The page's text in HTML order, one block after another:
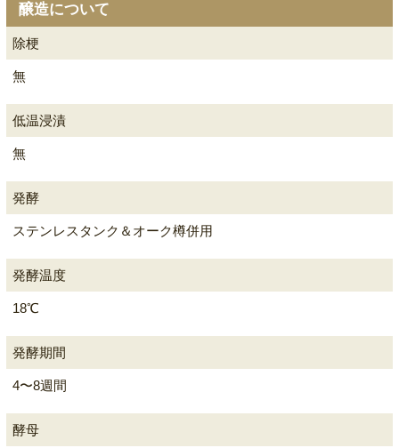
醸造について
除梗
無
低温浸漬
無
発酵
ステンレスタンク＆オーク樽併用
発酵温度
18℃
発酵期間
4〜8週間
酵母